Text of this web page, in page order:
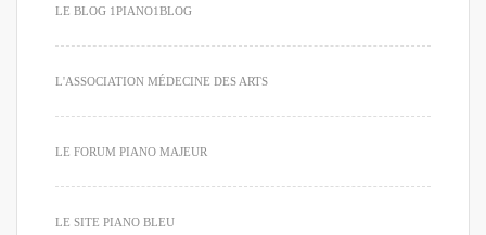
LE BLOG 1PIANO1BLOG
L'ASSOCIATION MÉDECINE DES ARTS
LE FORUM PIANO MAJEUR
LE SITE PIANO BLEU